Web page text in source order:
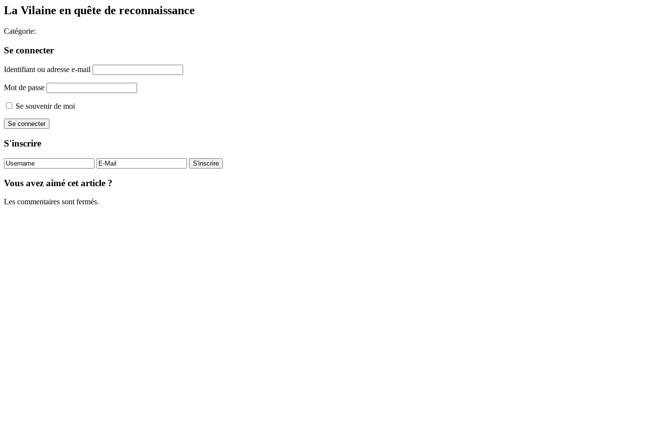
La Vilaine en quête de reconnaissance
Catégorie:
Se connecter
Identifiant ou adresse e-mail
Mot de passe
Se souvenir de moi
S'inscrire
Vous avez aimé cet article ?
Les commentaires sont fermés.